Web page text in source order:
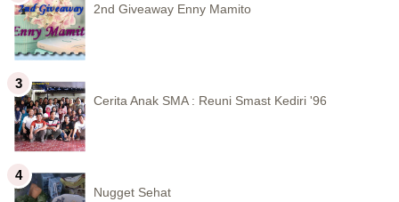
2nd Giveaway Enny Mamito
Cerita Anak SMA : Reuni Smast Kediri '96
Nugget Sehat